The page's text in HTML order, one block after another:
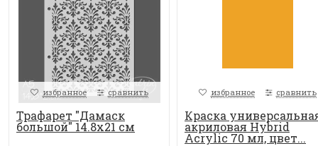
избранное сравнить
Трафарет "Дамаск
большой" 14.8х21 см
избранное сравнить
Краска
акриловая Hybrid
Acrylic 70 мл, цвет...